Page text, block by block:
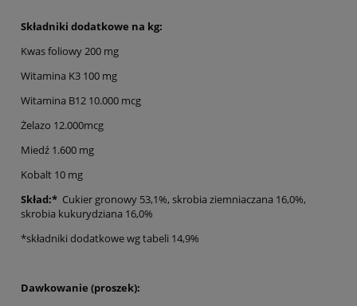
Składniki dodatkowe na kg:
Kwas foliowy 200 mg
Witamina K3 100 mg
Witamina B12 10.000 mcg
Żelazo 12.000mcg
Miedź 1.600 mg
Kobalt 10 mg
Skład:* Cukier gronowy 53,1%, skrobia ziemniaczana 16,0%,
skrobia kukurydziana 16,0%
*składniki dodatkowe wg tabeli 14,9%
Dawkowanie (proszek):